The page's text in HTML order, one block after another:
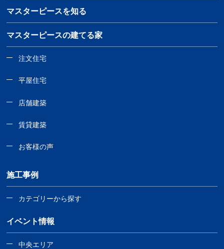
マスターピースを知る
マスターピースの建てる家
注文住宅
平屋住宅
店舗建築
賃貸建築
お客様の声
施工事例
カテゴリーから探す
イベント情報
中央エリア